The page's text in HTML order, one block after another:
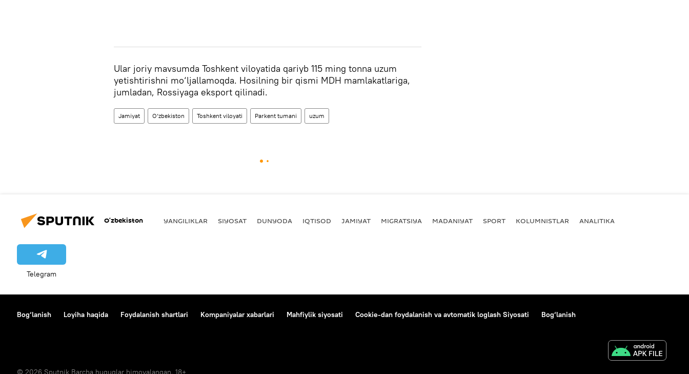
Ular joriy mavsumda Toshkent viloyatida qariyb 115 ming tonna uzum
yetishtirishni mo‘ljallamoqda. Hosilning bir qismi MDH mamlakatlariga,
jumladan, Rossiyaga eksport qilinadi.
Jamiyat O‘zbekiston Toshkent viloyati Parkent tumani uzum
O‘zbekiston YANGILIKLAR SIYOSAT DUNYODA IQTISOD JAMIYAT MIGRATSIYA MADANIYAT SPORT KOLUMNISTLAR ANALITIKA
Telegram
Bog‘lanish Loyiha haqida Foydalanish shartlari Kompaniyalar xabarlari Mahfiylik siyosati Cookie-dan foydalanish va avtomatik loglash Siyosati Bog‘lanish
© 2026 Sputnik Barcha huquqlar himoyalangan. 18+